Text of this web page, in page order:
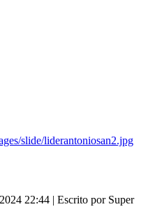
slide/liderantoniosan2.jpg
22:44 | Escrito por Super